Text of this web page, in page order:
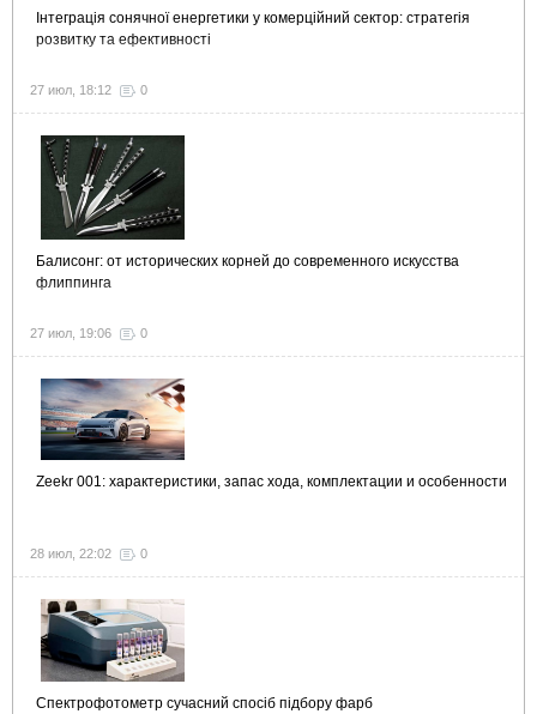
Інтеграція сонячної енергетики у комерційний сектор: стратегія
розвитку та ефективності
27 июл, 18:12 0
Балисонг: от исторических корней до современного искусства
флиппинга
27 июл, 19:06 0
Zeekr 001: характеристики, запас хода, комплектации и особенности
28 июл, 22:02 0
Спектрофотометр сучасний спосіб підбору фарб